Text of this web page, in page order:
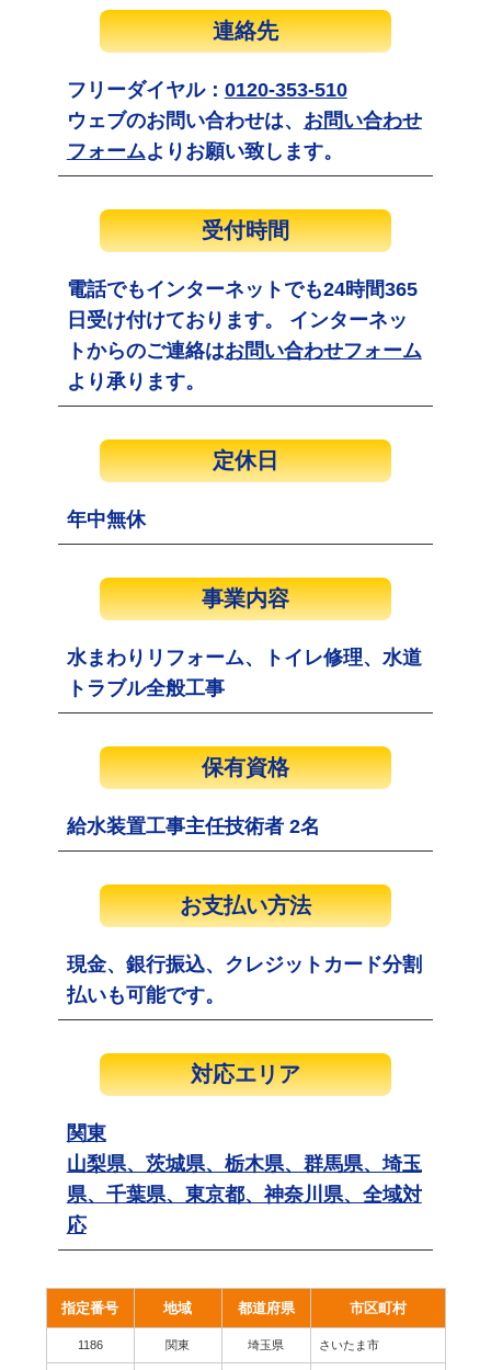
連絡先
フリーダイヤル： 0120-353-510
ウェブのお問い合わせは、 お問い合わせ
フォームよりお願い致します。
受付時間
電話でもインターネットでも24時間365
日受け付けております。 インターネッ
トからのご連絡はお問い合わせフォーム
より承ります。
定休日
年中無休
事業内容
水まわりリフォーム、トイレ修理、水道
トラブル全般工事
保有資格
給水装置工事主任技術者 2名
お支払い方法
現金、銀行振込、クレジットカード分割
払いも可能です。
対応エリア
関東
山梨県、茨城県、栃木県、群馬県、埼玉
県、千葉県、東京都、神奈川県、全域対
応
指定番号 地域 都道府県 市区町村
1186 関東 埼玉県 さいたま市